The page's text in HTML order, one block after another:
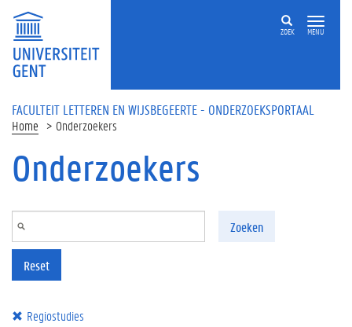
Overslaan en naar de inhoud gaan
ZOEK MENU
FACULTEIT LETTEREN EN WIJSBEGEERTE - ONDERZOEKSPORTAAL
Home Onderzoekers
Onderzoekers
Zoeken
Reset
Regiostudies